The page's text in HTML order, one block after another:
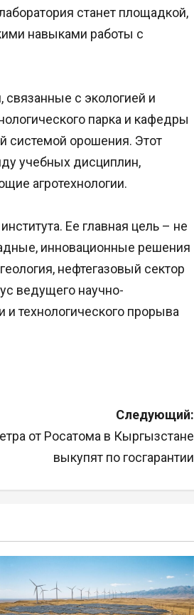
станет площадкой,
навыками работы с
связанные с экологией и
парка и кафедры
системой орошения. Этот
учебных дисциплин,
агротехнологии.
Ее главная цель – не
инновационные решения
нефтегазовый сектор
ведущего научно-
и технологического прорыва
Следующий:
от Росатома в Кыргызстане
выкупят по госгарантии